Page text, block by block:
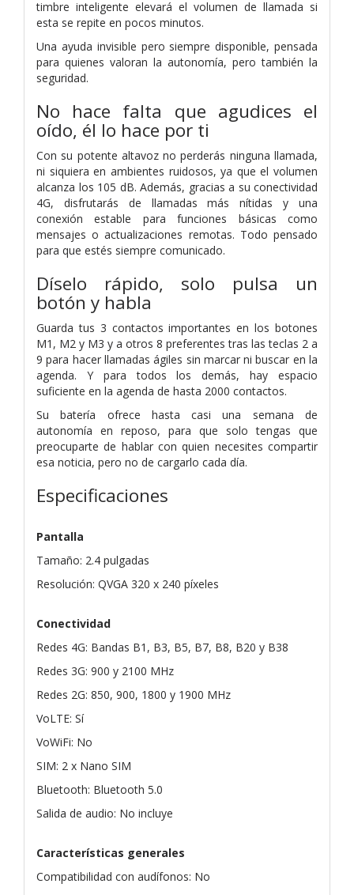
timbre inteligente elevará el volumen de llamada si
esta se repite en pocos minutos.
Una ayuda invisible pero siempre disponible, pensada
para quienes valoran la autonomía, pero también la
seguridad.
No hace falta que agudices el
oído, él lo hace por ti
Con su potente altavoz no perderás ninguna llamada,
ni siquiera en ambientes ruidosos, ya que el volumen
alcanza los 105 dB. Además, gracias a su conectividad
4G, disfrutarás de llamadas más nítidas y una
conexión estable para funciones básicas como
mensajes o actualizaciones remotas. Todo pensado
para que estés siempre comunicado.
Díselo rápido, solo pulsa un
botón y habla
Guarda tus 3 contactos importantes en los botones
M1, M2 y M3 y a otros 8 preferentes tras las teclas 2 a
9 para hacer llamadas ágiles sin marcar ni buscar en la
agenda. Y para todos los demás, hay espacio
suficiente en la agenda de hasta 2000 contactos.
Su batería ofrece hasta casi una semana de
autonomía en reposo, para que solo tengas que
preocuparte de hablar con quien necesites compartir
esa noticia, pero no de cargarlo cada día.
Especificaciones
Pantalla
Tamaño: 2.4 pulgadas
Resolución: QVGA 320 x 240 píxeles
Conectividad
Redes 4G: Bandas B1, B3, B5, B7, B8, B20 y B38
Redes 3G: 900 y 2100 MHz
Redes 2G: 850, 900, 1800 y 1900 MHz
VoLTE: Sí
VoWiFi: No
SIM: 2 x Nano SIM
Bluetooth: Bluetooth 5.0
Salida de audio: No incluye
Características generales
Compatibilidad con audífonos: No